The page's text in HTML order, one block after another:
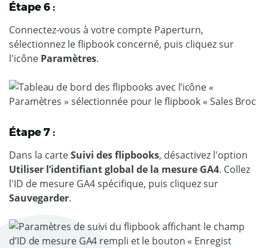
Étape 6 :
Connectez-vous à votre compte Paperturn,
sélectionnez le flipbook concerné, puis cliquez sur
l'icône Paramètres.
Étape 7 :
Dans la carteSuivi des flipbooks, désactivez l'option
Utiliser l’identifiant global de la mesure GA4. Collez
l'ID de mesure GA4 spécifique, puis cliquez sur
Sauvegarder.